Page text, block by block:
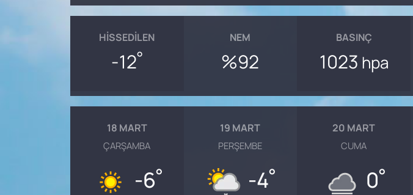
HISSEDILEN
-12°
NEM
%92
BASINÇ
1023 hpa
18 MART
ÇARŞAMBA
-6°
19 MART
PERŞEMBE
-4°
20 MART
CUMA
0°